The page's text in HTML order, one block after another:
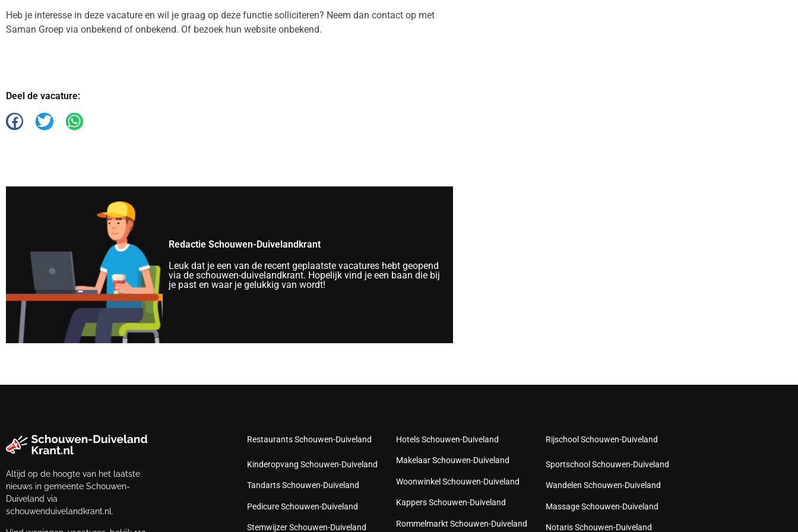
Heb je interesse in deze vacature en wil je graag op deze functie solliciteren? Neem dan contact op met
Saman Groep via onbekend of onbekend. Of bezoek hun website onbekend.
Deel de vacature:
Redactie Schouwen-Duivelandkrant
Leuk dat je een van de recent geplaatste vacatures hebt geopend
via de schouwen-duivelandkrant. Hopelijk vind je een baan die bij
je past en waar je gelukkig van wordt!
Altijd op de hoogte van het laatste
nieuws in gemeente Schouwen-
Duiveland via
schouwenduivelandkrant.nl.
Restaurants Schouwen-Duiveland
Kinderopvang Schouwen-Duiveland
Tandarts Schouwen-Duiveland
Pedicure Schouwen-Duiveland
Stemwijzer Schouwen-Duiveland
Hotels Schouwen-Duiveland
Makelaar Schouwen-Duiveland
Woonwinkel Schouwen-Duiveland
Kappers Schouwen-Duiveland
Rommelmarkt Schouwen-Duiveland
Rijschool Schouwen-Duiveland
Sportschool Schouwen-Duiveland
Wandelen Schouwen-Duiveland
Massage Schouwen-Duiveland
Notaris Schouwen-Duiveland